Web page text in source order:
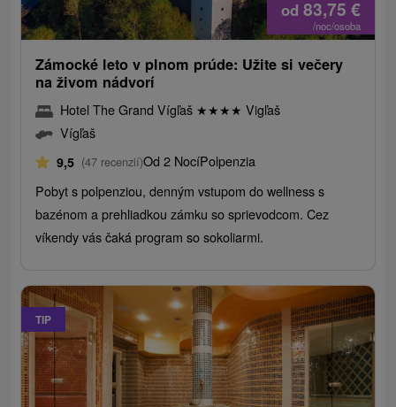
od 83,75 €
/noc/osoba
Zámocké leto v plnom prúde: Užite si večery
na živom nádvorí
Hotel The Grand Vígľaš ★★★★ Vigľaš
Vígľaš
9,5 (47 recenzií)Od 2 NocíPolpenzia
Pobyt s polpenziou, denným vstupom do wellness s
bazénom a prehliadkou zámku so sprievodcom. Cez
víkendy vás čaká program so sokoliarmi.
TIP